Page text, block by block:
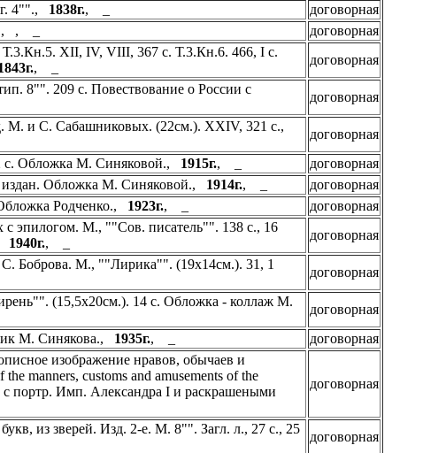
4""., 1838г., _
договорная
, _
договорная
XII, IV, VIII, 367 с. Т.3.Кн.6. 466, I с.
, _
договорная
8"". 209 с. Повествование о России с
договорная
М. и С. Сабашниковых. (22см.). XXIV, 321 с.,
договорная
Обложка М. Синяковой., 1915г., _
договорная
Обложка М. Синяковой., 1914г., _
договорная
Родченко., 1923г., _
договорная
с эпилогом. М., ""Сов. писатель"". 138 с., 16
1940г., _
договорная
Боброва. М., ""Лирика"". (19х14см.). 31, 1
договорная
(15,5х20см.). 14 с. Обложка - коллаж М.
договорная
М. Синякова., 1935г., _ договорная
изображение нравов, обычаев и
manners, customs and amusements of the
с портр. Имп. Александра I и раскрашеными
договорная
из зверей. Изд. 2-е. М. 8"". Загл. л., 27 с., 25
договорная